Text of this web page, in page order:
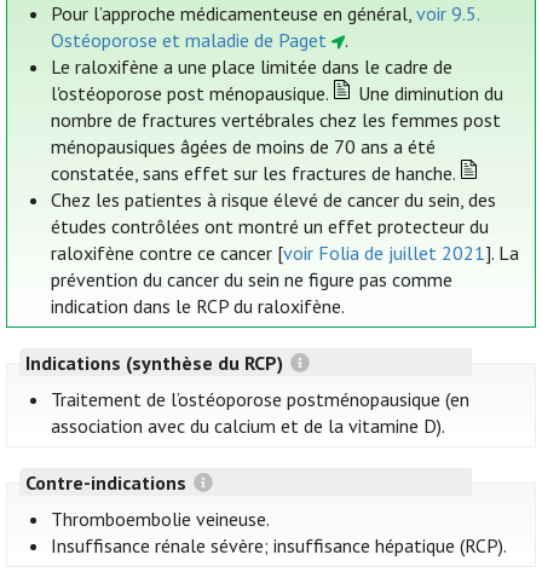
Pour l’approche médicamenteuse en général,voir 9.5.
Ostéoporose et maladie de Paget
.
Le raloxifène a une place limitée dans le cadre de
l'ostéoporose post ménopausique.
Une diminution du
nombre de fractures vertébrales chez les femmes post
ménopausiques âgées de moins de 70 ans a été
constatée, sans effet sur les fractures de hanche.
Chez les patientes à risque élevé de cancer du sein, des
études contrôlées ont montré un effet protecteur du
raloxifène contre ce cancer [voir Folia de juillet 2021]. La
prévention du cancer du sein ne figure pas comme
indication dans le RCP du raloxifène.
Indications (synthèse du RCP)
Traitement de l’ostéoporose postménopausique (en
association avec du calcium et de la vitamine D).
Contre-indications
Thromboembolie veineuse.
Insuffisance rénale sévère; insuffisance hépatique (RCP).